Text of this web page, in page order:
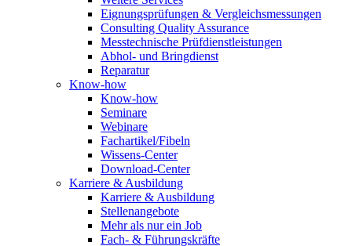
Eignungsprüfungen & Vergleichsmessungen
Consulting Quality Assurance
Messtechnische Prüfdienstleistungen
Abhol- und Bringdienst
Reparatur
Know-how
Know-how
Seminare
Webinare
Fachartikel/Fibeln
Wissens-Center
Download-Center
Karriere & Ausbildung
Karriere & Ausbildung
Stellenangebote
Mehr als nur ein Job
Fach- & Führungskräfte